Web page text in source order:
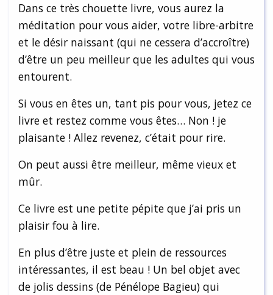
Dans ce très chouette livre, vous aurez la
méditation pour vous aider, votre libre-arbitre
et le désir naissant (qui ne cessera d’accroître)
d’être un peu meilleur que les adultes qui vous
entourent.
Si vous en êtes un, tant pis pour vous, jetez ce
livre et restez comme vous êtes… Non ! je
plaisante ! Allez revenez, c’était pour rire.
On peut aussi être meilleur, même vieux et
mûr.
Ce livre est une petite pépite que j’ai pris un
plaisir fou à lire.
En plus d’être juste et plein de ressources
intéressantes, il est beau ! Un bel objet avec
de jolis dessins (de Pénélope Bagieu) qui